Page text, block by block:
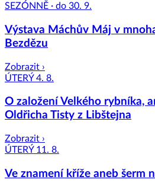
SEZÓNNĚ · do 30. 9.
Výstava Máchův Máj v
Bezdězu
Zobrazit ›
ÚTERÝ 4. 8.
O založení Velkého rybníka,
Oldřicha Tisty z Libštejna
Zobrazit ›
ÚTERÝ 11. 8.
Ve znamení kříže aneb šerm